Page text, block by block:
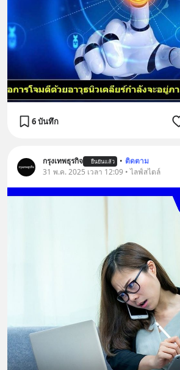
6 บันทึก
กรุงเทพธุรกิจ ยืนยันแล้ว • ติดตาม
31 พ.ค. 2025 เวลา 12:09 • ไลฟ์สไตล์